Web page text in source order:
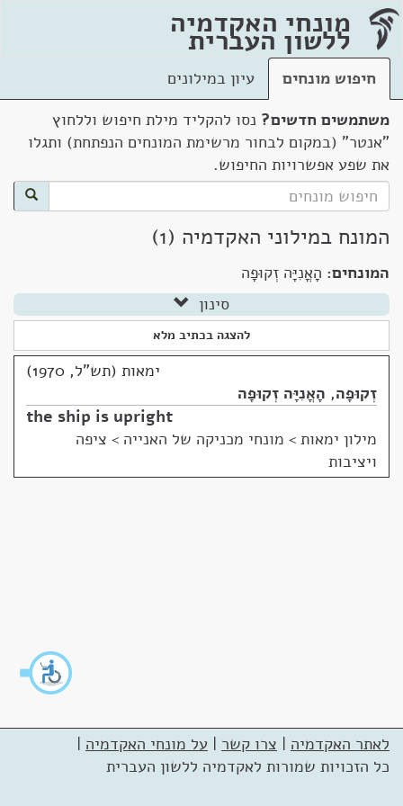
מונחי האקדמיה
ללשון העברית
חיפוש מונחים
עיון במילונים
משתמשים חדשים? נסו להקליד מילת חיפוש וללחוץ
"אנטר" (במקום לבחור מרשימת המונחים הנפתחת) ותגלו
את שפע אפשרויות החיפוש.
המונח במילוני האקדמיה (1)
המונחים: הָאֳנִיָּה זְקוּפָה
סינון
להצגה בכתיב מלא
ימאות (תש"ל, 1970)
זְקוּפָה, הָאֳנִיָּה זְקוּפָה
the ship is upright
מילון ימאות > מונחי מכניקה של האנייה > ציפה
ויציבות
לאתר האקדמיה | צרו קשר | על מונחי האקדמיה |
כל הזכויות שמורות לאקדמיה ללשון העברית